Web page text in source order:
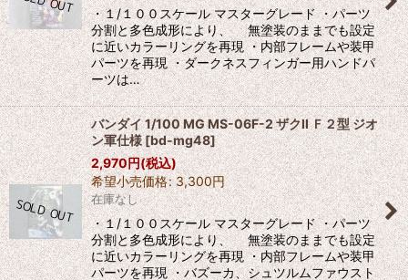
・１/１００スケール マスターグレード ・パーツ
分割と多色成形により、 無塗装のままでも設定
に近いカラーリングを再現 ・内部フレームや装甲
パーツを再現 ・ダークネスフィンガー用ハンドパ
ーツは…
バンダイ 1/100 MG MS-06F-2 ザクII Ｆ２型 ジオ
ン軍仕様 [bd-mg48]
2,970円(税込)
希望小売価格: 3,300円
在庫なし
・１/１００スケール マスターグレード ・パーツ
分割と多色成形により、 無塗装のままでも設定
に近いカラーリングを再現 ・内部フレームや装甲
パーツを再現 ・バズーカ、シュツルムファウスト